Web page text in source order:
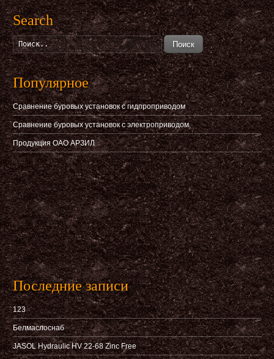
Search
Поиск
Популярное
Сравнение буровых установок с гидпроприводом
Сравнение буровых установок с электроприводом
Продукция ОАО АРЗИЛ
Последние записи
123
Белмаслоснаб
JASOL Hydraulic HV 22-68 Zinc Free